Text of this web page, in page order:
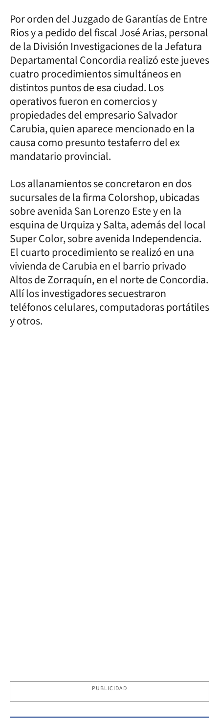
Por orden del Juzgado de Garantías de Entre
Rios y a pedido del fiscal José Arias, personal
de la División Investigaciones de la Jefatura
Departamental Concordia realizó este jueves
cuatro procedimientos simultáneos en
distintos puntos de esa ciudad. Los
operativos fueron en comercios y
propiedades del empresario Salvador
Carubia, quien aparece mencionado en la
causa como presunto testaferro del ex
mandatario provincial.
Los allanamientos se concretaron en dos
sucursales de la firma Colorshop, ubicadas
sobre avenida San Lorenzo Este y en la
esquina de Urquiza y Salta, además del local
Super Color, sobre avenida Independencia.
El cuarto procedimiento se realizó en una
vivienda de Carubia en el barrio privado
Altos de Zorraquín, en el norte de Concordia.
Allí los investigadores secuestraron
teléfonos celulares, computadoras portátiles
y otros.
PUBLICIDAD